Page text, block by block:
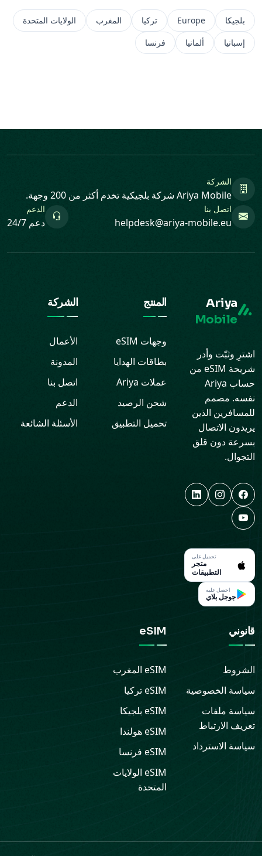
بلجيكا Europe تركيا المغرب
الولايات المتحدة
إسبانيا
ألمانيا فرنسا
الشركة
Ariya Mobile شركة بلجيكية تخدم أكثر من 200 وجهة.
اتصل بنا
helpdesk@ariya-mobile.eu
الدعم
دعم 24/7
Ariya
Mobile
اشترِ وثبّت وأدر
شريحة eSIM من
حساب Ariya
نفسه. مصمم
للمسافرين الذين
يريدون الاتصال
بسرعة دون قلق
التجوال.
تحميل على
متجر
التطبيقات
احصل عليه
جوجل بلاي
المنتج
وجهات eSIM
بطاقات الهدايا
عملات Ariya
شحن الرصيد
تحميل التطبيق
الشركة
الأعمال
المدونة
اتصل بنا
الدعم
الأسئلة الشائعة
قانوني
الشروط
سياسة الخصوصية
سياسة ملفات
تعريف الارتباط
سياسة الاسترداد
eSIM
eSIM المغرب
eSIMتركيا
eSIM بلجيكا
eSIMهولندا
eSIM فرنسا
eSIM الولايات
المتحدة